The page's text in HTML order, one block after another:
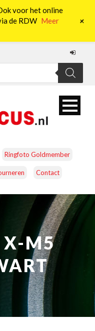
Ringfoto Goldmember
Contact
X-M5
voor het online
de RDW Meer
+